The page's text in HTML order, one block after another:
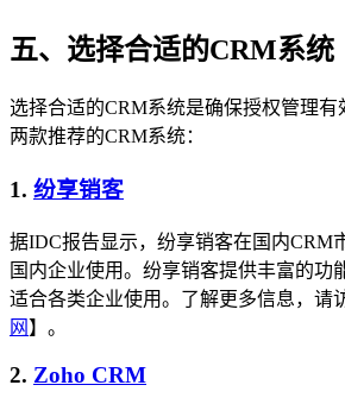
五、选择合适的CRM系统
选择合适的CRM系统是确保授权管理有
两款推荐的CRM系统：
1. 纷享销客
据IDC报告显示，纷享销客在国内CRM
国内企业使用。纷享销客提供丰富的功
适合各类企业使用。了解更多信息，请
网 】。
2. Zoho CRM